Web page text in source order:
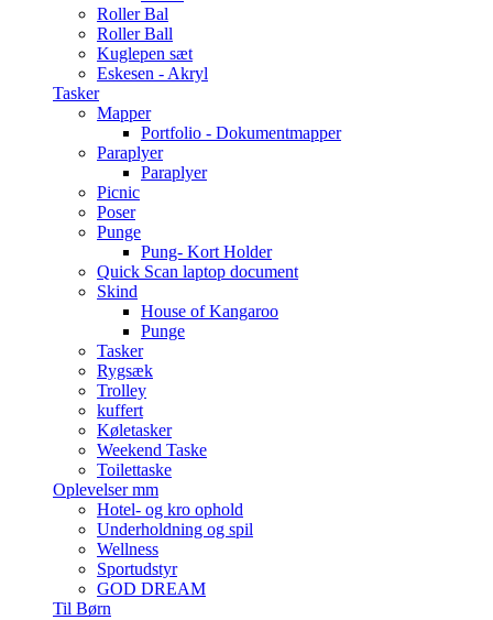
Roller Bal
Roller Ball
Kuglepen sæt
Eskesen - Akryl
Tasker
Mapper
Portfolio - Dokumentmapper
Paraplyer
Paraplyer
Picnic
Poser
Punge
Pung- Kort Holder
Quick Scan laptop document
Skind
House of Kangaroo
Punge
Tasker
Rygsæk
Trolley
kuffert
Køletasker
Weekend Taske
Toilettaske
Oplevelser mm
Hotel- og kro ophold
Underholdning og spil
Wellness
Sportudstyr
GOD DREAM
Til Børn